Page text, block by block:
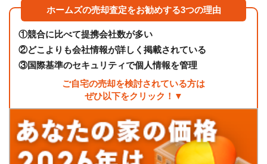
ホームズの売却査定をお勧めする3つの理由
①競合に比べて提携会社数が多い
②どこよりも会社情報が詳しく掲載されている
③国際基準のセキュリティで個人情報を管理
ご自宅の売却を検討されている方は
ぜひ以下をクリック！▼